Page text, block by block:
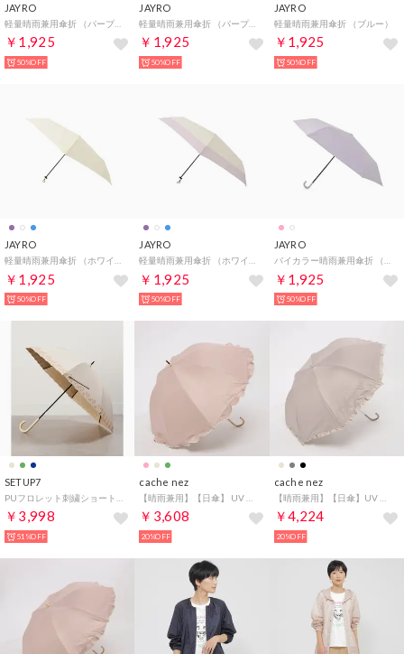
JAYRO
￥1,925
50%OFF
JAYRO
￥1,925
50%OFF
JAYRO
軽量晴雨兼用傘折 （ブルー）
￥1,925
50%OFF
JAYRO
軽量晴雨兼用傘折 （ホワイト3）
￥1,925
50%OFF
JAYRO
軽量晴雨兼用傘折 （ホワイト2）
￥1,925
50%OFF
JAYRO
バイカラー晴雨兼用傘折 （ピンク）
￥1,925
50%OFF
SETUP7
￥3,998
51%OFF
cache nez
￥3,608
20%OFF
cache nez
￥4,224
20%OFF